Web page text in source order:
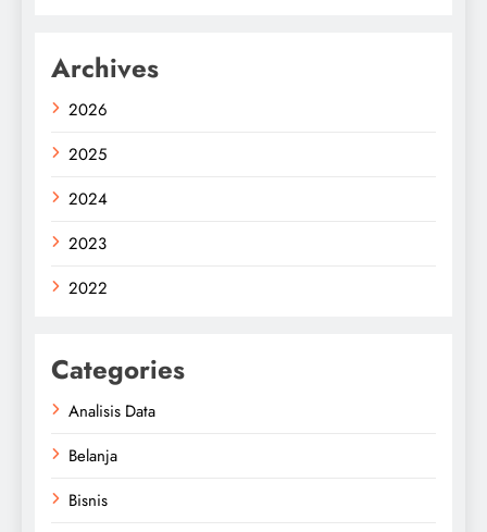
Archives
2026
2025
2024
2023
2022
Categories
Analisis Data
Belanja
Bisnis